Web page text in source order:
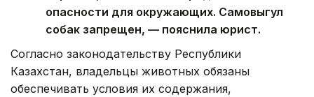
опасности для окружающих. Самовыгул
собак запрещен, — пояснила юрист.
Согласно законодательству Республики
Казахстан, владельцы животных обязаны
обеспечивать условия их содержания,